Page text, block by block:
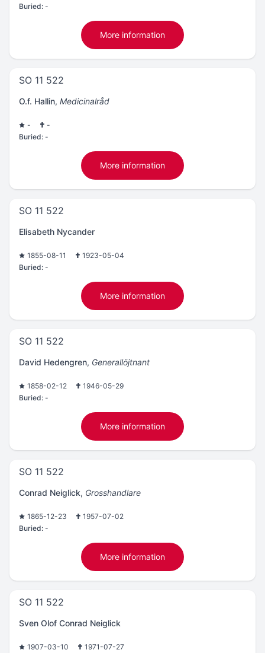
Buried: -
More information
SO 11 522
O.f. Hallin, Medicinalråd
-
-
Buried: -
More information
SO 11 522
Elisabeth Nycander
1855-08-11
1923-05-04
Buried: -
More information
SO 11 522
David Hedengren, Generallöjtnant
1858-02-12
1946-05-29
Buried: -
More information
SO 11 522
Conrad Neiglick, Grosshandlare
1865-12-23
1957-07-02
Buried: -
More information
SO 11 522
Sven Olof Conrad Neiglick
1907-03-10
1971-07-27